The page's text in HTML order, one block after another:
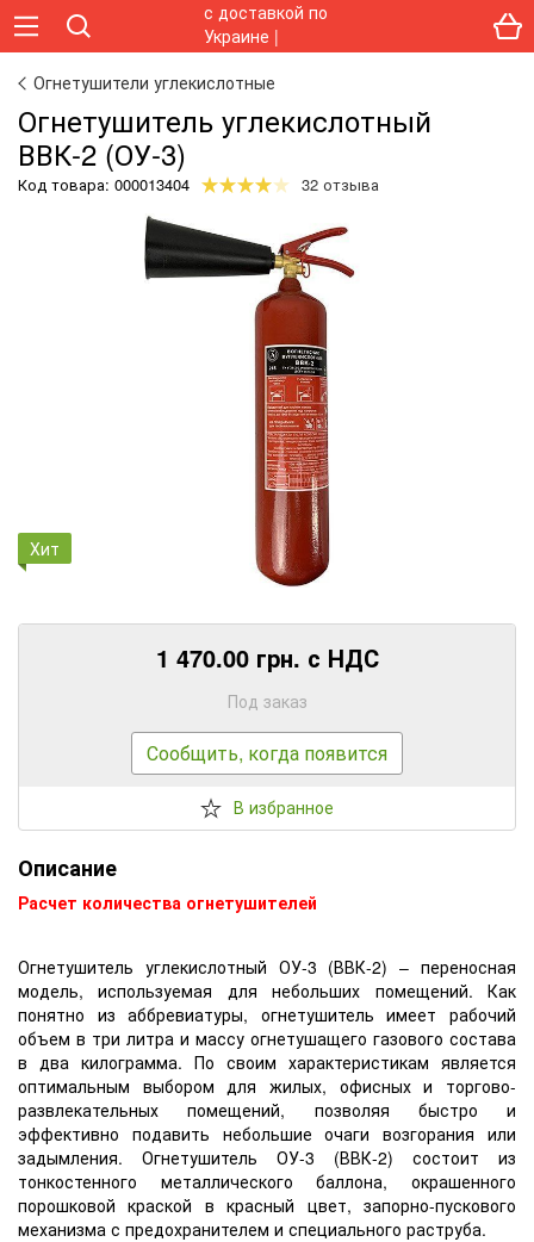
Огнетушители углекислотные
Огнетушитель углекислотный
ВВК-2 (ОУ-3)
Код товара: 000013404 32 отзыва
Хит
1 470.00 грн. с НДС
Под заказ
Сообщить, когда появится
В избранное
Описание
Расчет количества огнетушителей
Огнетушитель углекислотный ОУ-3 (ВВК-2) – переносная
модель, используемая для небольших помещений. Как
понятно из аббревиатуры, огнетушитель имеет рабочий
объем в три литра и массу огнетушащего газового состава
в два килограмма. По своим характеристикам является
оптимальным выбором для жилых, офисных и торгово-
развлекательных помещений, позволяя быстро и
эффективно подавить небольшие очаги возгорания или
задымления. Огнетушитель ОУ-3 (ВВК-2) состоит из
тонкостенного металлического баллона, окрашенного
порошковой краской в красный цвет, запорно-пускового
механизма с предохранителем и специального раструба.